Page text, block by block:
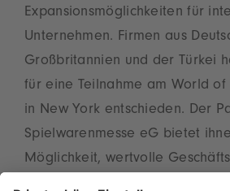
Expansionsmöglichkeiten für
Unternehmen. Firmen aus
Großbritannien und der Türkei
für eine Teilnahme am World of
in New York entschieden. Der
Spielwarenmesse eG bietet
Möglichkeit, wertvolle